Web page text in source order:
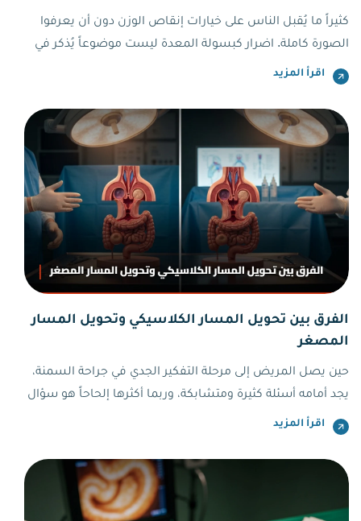
كثيراً ما يُقبل الناس على خيارات إنقاص الوزن دون أن يعرفوا
الصورة كاملة. اضرار كبسولة المعدة ليست موضوعاً يُذكر في
الإعلانات، لكنها حقيقة ينبغي أن يعرفها كل من يفكر في هذا
خطراً مطلقاً لكنها قرار طبي يحتاج وعياً حقيقياً.
اقرأ المزيد
الفرق بين تحويل المسار الكلاسيكي وتحويل المسار
المصغر
حين يصل المريض إلى مرحلة التفكير الجدي في جراحة السمنة،
يجد أمامه أسئلة كثيرة ومتشابكة، وربما أكثرها إلحاحاً هو سؤال
الفرق بين تحويل المسار الكلاسيكي وتحويل المسار المصغر.
اقرأ المزيد